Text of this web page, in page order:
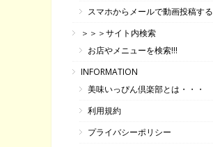
スマホからメールで動画投稿する
＞＞＞サイト内検索
お店やメニューを検索!!!
INFORMATION
美味いっぴん倶楽部とは・・・
利用規約
プライバシーポリシー